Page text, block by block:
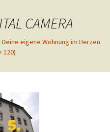
CAMERA
Deine eigene Wohnung im Herzen
120)